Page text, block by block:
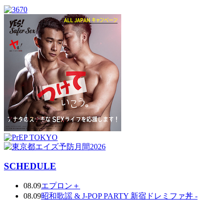
SCHEDULE
08.09エプロン＋
08.09昭和歌謡 & J-POP PARTY 新宿ドレミファ丼 -